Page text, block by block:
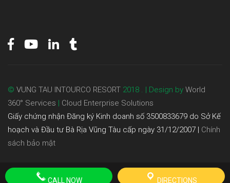
© VUNG TAU INTOURCO RESORT 2018 . | Design by World
360° Services | Cloud Enterprise Solutions
Giấy chứng nhận Đăng ký Kinh doanh số 3500833679 do Sở Kế
hoạch và Đầu tư Bà Rịa Vũng Tàu cấp ngày 31/12/2007 | Chính
sách bảo mật
CALL NOW DIRECTIONS